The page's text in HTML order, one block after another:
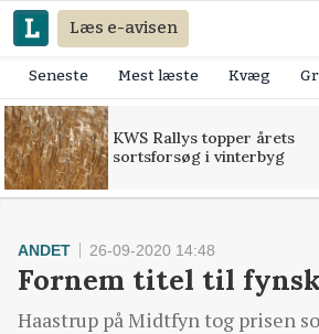
Læs e-avisen
Seneste Mest læste Kvæg
KWS Rallys topper årets
sortsforsøg i vinterbyg
ANDET 26-09-2020 14:48
Fornem titel til
Haastrup på Midtfyn tog prisen